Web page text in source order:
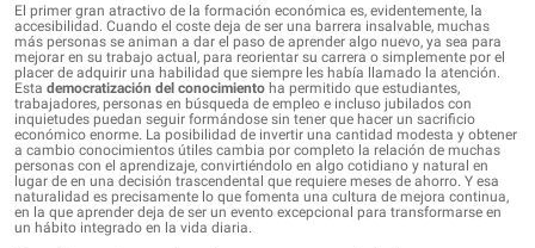
El primer gran atractivo de la formación económica es, evidentemente, la
accesibilidad. Cuando el coste deja de ser una barrera insalvable, muchas
más personas se animan a dar el paso de aprender algo nuevo, ya sea para
mejorar en su trabajo actual, para reorientar su carrera o simplemente por el
placer de adquirir una habilidad que siempre les había llamado la atención.
Esta democratización del conocimiento ha permitido que estudiantes,
trabajadores, personas en búsqueda de empleo e incluso jubilados con
inquietudes puedan seguir formándose sin tener que hacer un sacrificio
económico enorme. La posibilidad de invertir una cantidad modesta y obtener
a cambio conocimientos útiles cambia por completo la relación de muchas
personas con el aprendizaje, convirtiéndolo en algo cotidiano y natural en
lugar de en una decisión trascendental que requiere meses de ahorro. Y esa
naturalidad es precisamente lo que fomenta una cultura de mejora continua,
en la que aprender deja de ser un evento excepcional para transformarse en
un hábito integrado en la vida diaria.